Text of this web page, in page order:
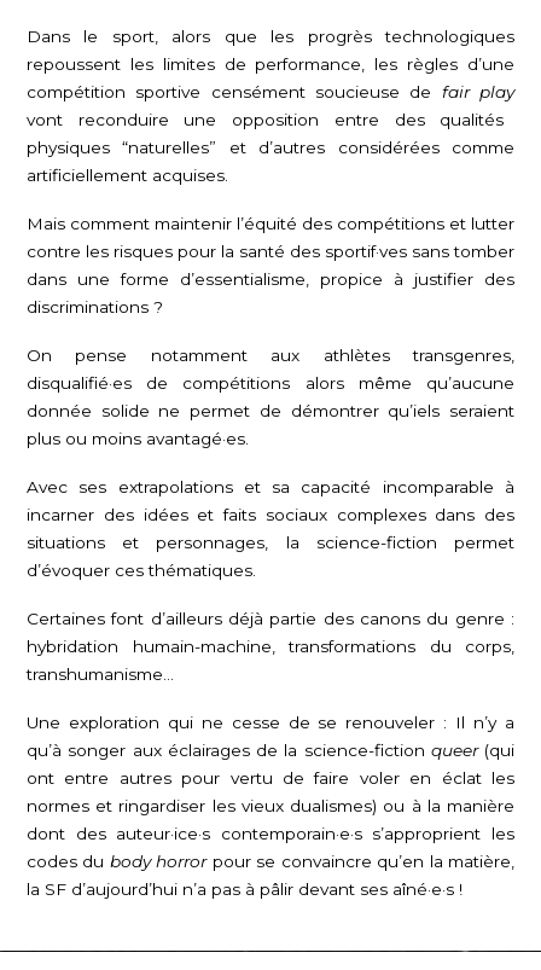
Dans le sport, alors que les progrès technologiques
repoussent les limites de performance, les règles d’une
compétition sportive censément soucieuse de fair play
vont reconduire une opposition entre des qualités
physiques “naturelles” et d’autres considérées comme
artificiellement acquises.
Mais comment maintenir l’équité des compétitions et lutter
contre les risques pour la santé des sportif·ves sans tomber
dans une forme d’essentialisme, propice à justifier des
discriminations ?
On pense notamment aux athlètes transgenres,
disqualifié·es de compétitions alors même qu’aucune
donnée solide ne permet de démontrer qu’iels seraient
plus ou moins avantagé·es.
Avec ses extrapolations et sa capacité incomparable à
incarner des idées et faits sociaux complexes dans des
situations et personnages, la science-fiction permet
d’évoquer ces thématiques.
Certaines font d’ailleurs déjà partie des canons du genre :
hybridation humain-machine, transformations du corps,
transhumanisme…
Une exploration qui ne cesse de se renouveler : Il n’y a
qu’à songer aux éclairages de la science-fiction queer(qui
ont entre autres pour vertu de faire voler en éclat les
normes et ringardiser les vieux dualismes) ou à la manière
dont des auteur·ice·s contemporain·e·s s’approprient les
codes du body horrorpour se convaincre qu’en la matière,
la SF d’aujourd’hui n’a pas à pâlir devant ses aîné·e·s !